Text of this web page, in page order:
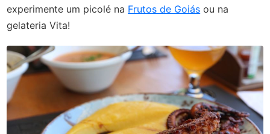
experimente um picolé na Frutos de Goiás ou na
gelateria Vita!